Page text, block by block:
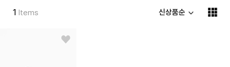
1 Items 신상품순